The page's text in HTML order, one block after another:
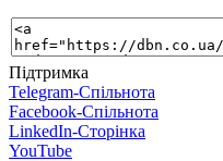
Підтримка
Telegram-Спільнота
Facebook-Спільнота
LinkedIn-Сторінка
YouTube